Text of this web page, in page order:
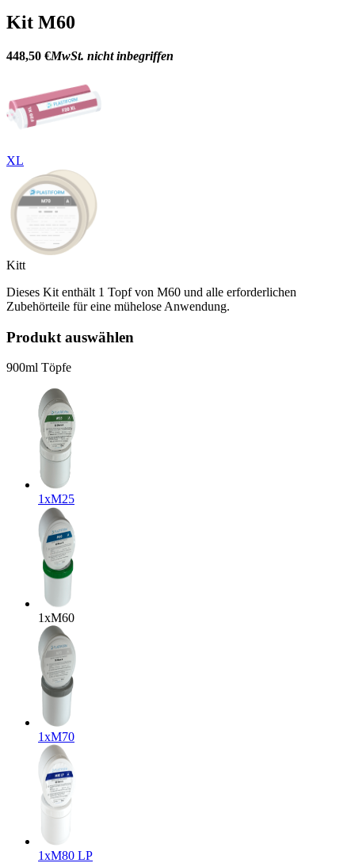
Kit M60
448,50 €MwSt. nicht inbegriffen
XL
Kitt
Dieses Kit enthält 1 Topf von M60 und alle erforderlichen
Zubehörteile für eine mühelose Anwendung.
Produkt auswählen
900ml Töpfe
1xM25
1xM60
1xM70
1xM80 LP